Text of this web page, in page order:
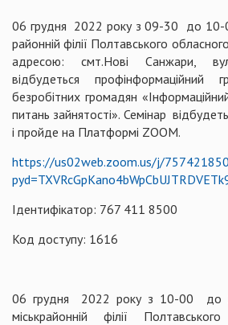
06 грудня 2022 року з 09-30 до 10-
районній філії Полтавського
адресою: смт.Нові Санжари,
відбудеться профінформаційний
безробітних громадян
питань зайнятості». Семінар
і пройде на Платформі ZOOM.
https://us02web.zoom.us/j/
Ідентифікатор: 767 411 8500
Код доступу: 1616
06 грудня 2022 року з 10-00 до
міськрайонній філії